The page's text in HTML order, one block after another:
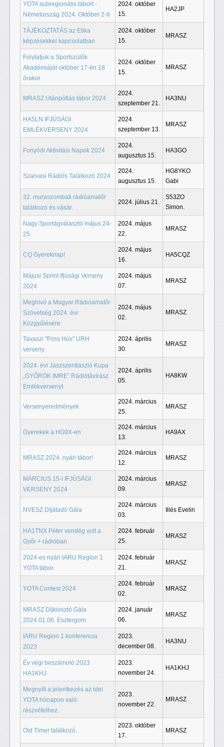
YOTA subregionális tábort -
Németország 2024. Október 2-6
2024. október
15.
HA2JP
TÁJÉKOZTATÁS az Etika
képzésekkel kapcsolatban
2024. október
15.
MRASZ
Folytatjuk a Sportszülők
Akadémiáját október 17-én 18
órakor
2024. október
15.
MRASZ
MRASZ Utánpótlás tábor 2024
2024.
szeptember 21.
HA3NU
HA5LN IFJÚSÁGI
EMLÉKVERSENY 2024
2024.
szeptember 13.
MRASZ
Fonyódi Aktivitási Napok 2024
2024.
augusztus 15.
HA3GO
Szarvasi Rádiós Találkozó 2024
2024.
augusztus 15.
HG8YKO
Gabi
32. muraszombati rádióamatőr
találkozó és vásár.
2024. július 21.
S53ZO
Simon.
Nagy Sportágválasztó május 24-
25.
2024. május
22.
MRASZ
CQ Gyereknap!
2024. május
16.
HA5CQZ
Májusi Sprint Ifjúsági Verseny
2024
2024. május
07.
MRASZ
Meghívó a Magyar Rádióamatőr
Szövetség 2024. évi
Közgyűlésére
2024. május
02.
MRASZ
Tavaszi "Friss Hús" URH
verseny.
2024. április
30.
MRASZ
2024. évi Jászszentlászló Kupa
„GYŐRÖK IMRE” Rádiótávírász
Emlékversenyt
2024. április
05.
HA8KW
Versenyeredmények
2024. március
25.
MRASZ
Gyerekek a HG9X-en
2024. március
13.
HA9AX
MRASZ 2024. nyári tábor!
2024. március
12.
MRASZ
MÁRCIUS 15-i IFJÚSÁGI
VERSENY 2024
2024. március
09.
MRASZ
NVESZ Díjátadó Gála
2024. március
03.
Illés Evelin
HA1TNX Péter vendég volt a
Győr + rádióban.
2024. február
25.
MRASZ
2024-es nyári IARU Region 1
YOTA tábor.
2024. február
21.
MRASZ
YOTA Contest 2024
2024. február
02.
MRASZ
MRASZ Díjkiosztó Gála
2024.01.06. Esztergom
2024. január
06.
MRASZ
IARU Region 1 konferencia
2023
2023.
december 08.
HA3NU
Év végi beszámoló 2023
HA1KHJ
2023.
november 24.
HA1KHJ
Megnyílt a jelentkezés az idei
YOTA hónapon való
részvételhez.
2023.
november 22.
MRASZ
Old Timer találkozó.
2023. október
17.
MRASZ